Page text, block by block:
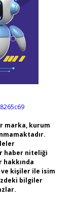
marka, kurum
haber niteliği
hakkında
ve kişiler ile isim
bilgiler